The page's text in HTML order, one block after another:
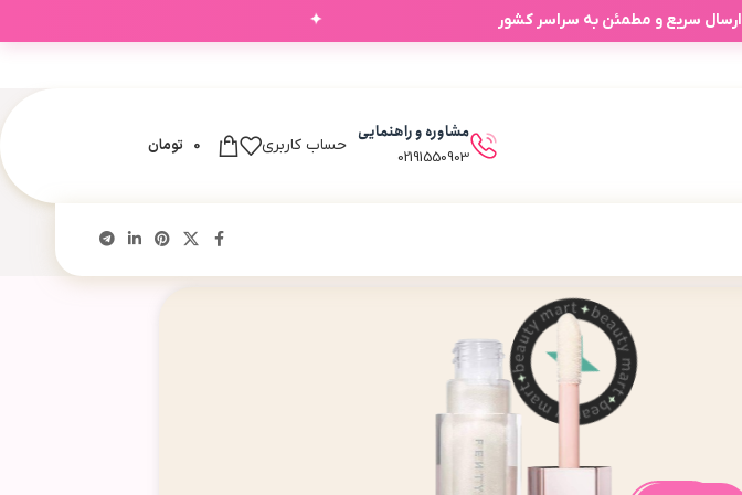
ارسال سریع و مطمئن به سراسر کشور
آفرهای شخصی آرابیرا بر اساس انتخاب‌های شما ✦
مشاوره و راهنمایی
02191550903
حساب کاربری 0 تومان